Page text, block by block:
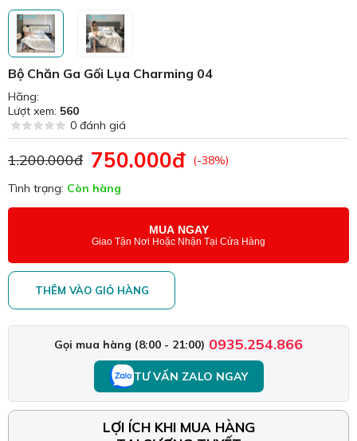
Bộ Chăn Ga Gối Lụa Charming 04
Hãng:
Lượt xem: 560
0 đánh giá
1.200.000đ 750.000đ
(-38%)
Tình trạng: Còn hàng
MUA NGAY
Giao Tận Nơi Hoặc Nhận Tại Cửa Hàng
THÊM VÀO GIỎ HÀNG
Gọi mua hàng (8:00 - 21:00) 0935.254.866
TƯ VẤN ZALO NGAY
LỢI ÍCH KHI MUA HÀNG